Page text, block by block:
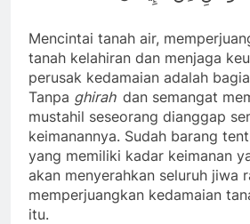
Mencintai tanah air,
tanah kelahiran dan menjaga
perusak kedamaian adalah
Tanpa ghirah dan semangat
mustahil seseorang dianggap
keimanannya. Sudah barang
yang memiliki kadar keimanan
akan menyerahkan seluruh jiwa
memperjuangkan kedamaian
itu.